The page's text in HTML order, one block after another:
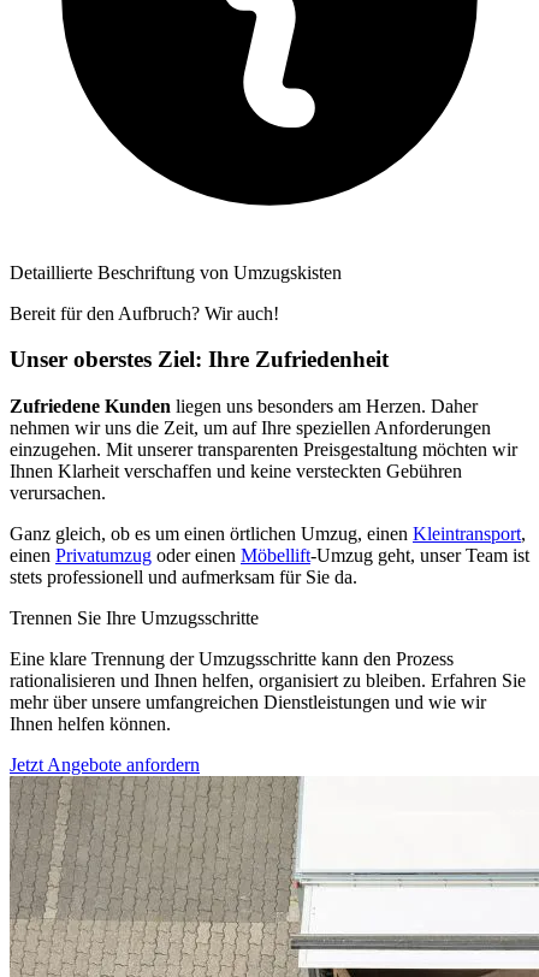
Detaillierte Beschriftung von Umzugskisten
Bereit für den Aufbruch? Wir auch!
Unser oberstes Ziel: Ihre Zufriedenheit
Zufriedene Kunden liegen uns besonders am Herzen. Daher
nehmen wir uns die Zeit, um auf Ihre speziellen Anforderungen
einzugehen. Mit unserer transparenten Preisgestaltung möchten wir
Ihnen Klarheit verschaffen und keine versteckten Gebühren
verursachen.
Ganz gleich, ob es um einen örtlichen Umzug, einen Kleintransport,
einen Privatumzug oder einen Möbellift-Umzug geht, unser Team ist
stets professionell und aufmerksam für Sie da.
Trennen Sie Ihre Umzugsschritte
Eine klare Trennung der Umzugsschritte kann den Prozess
rationalisieren und Ihnen helfen, organisiert zu bleiben. Erfahren Sie
mehr über unsere umfangreichen Dienstleistungen und wie wir
Ihnen helfen können.
Jetzt Angebote anfordern